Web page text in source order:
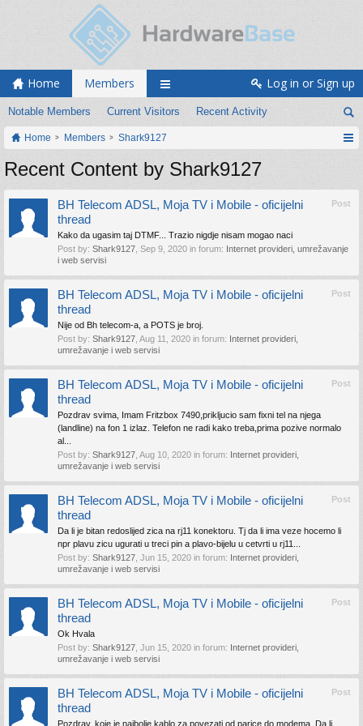
Home Members
Notable Members Current Visitors Recent Activity
Log in or Sign up
Home Members Shark9127
Recent Content by Shark9127
Post
BH Telecom ADSL, Moja TV i Mobile - oficijelni
thread
Kako da ugasim taj DTMF... Trazio nigdje nisam mogao naci
Post by: Shark9127 Sep 9, 2020 in forum: Internet provideri, umrežavanje
i web servisi
Post
BH Telecom ADSL, Moja TV i Mobile - oficijelni
thread
Nije od Bh telecom-a, a POTS je broj.
Post by: Shark9127 Aug 11, 2020 in forum: Internet provideri,
umrežavanje i web servisi
Post
BH Telecom ADSL, Moja TV i Mobile - oficijelni
thread
Pozdrav svima, Imam Fritzbox 7490,prikljucio sam fixni tel na njega
(landline) na fon 1 izlaz. Telefon ne radi kako treba,prima pozive normalo
al...
Post by: Shark9127 Aug 10, 2020 in forum: Internet provideri,
umrežavanje i web servisi
Post
BH Telecom ADSL, Moja TV i Mobile - oficijelni
thread
Da li je bitan redoslijed zica na rj11 konektoru. Tj da li ima veze hocemo li
npr plavu zicu ugurati u treci pin a plavo-bijelu u cetvrti u rj11...
Post by: Shark9127 Jun 15, 2020 in forum: Internet provideri,
umrežavanje i web servisi
Post
BH Telecom ADSL, Moja TV i Mobile - oficijelni
thread
Ok Hvala
Post by: Shark9127 Jun 15, 2020 in forum: Internet provideri,
umrežavanje i web servisi
Post
BH Telecom ADSL, Moja TV i Mobile - oficijelni
thread
Pozdrav, koje je najbolje kablo za povezati od parice do modema. Da li